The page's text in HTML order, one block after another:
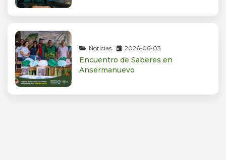
Noticias 2026-06-03
Encuentro de Saberes en
Ansermanuevo